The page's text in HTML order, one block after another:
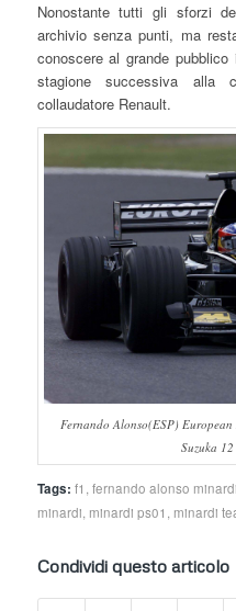
Nonostante tutti gli sforzi
archivio senza punti, ma
conoscere al grande
stagione successiva alla
collaudatore Renault.
Fernando Alonso(ESP)
Suzuka
Tags: f1 ,fernando alonso minardi
minardi, minardi ps01 , minardi
Condividi questo articolo